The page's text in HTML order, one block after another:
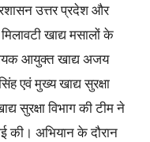
उत्तर प्रदेश और
खाद्य मसालों के
आयुक्त खाद्य अजय
एवं मुख्य खाद्य सुरक्षा
सुरक्षा विभाग की टीम ने
की। अभियान के दौरान